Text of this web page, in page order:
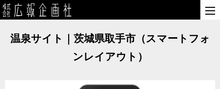
温泉サイト｜茨城県取手市（スマートフォ
ンレイアウト）